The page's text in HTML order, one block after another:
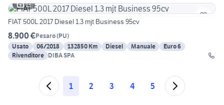
13
FIAT 500L 2017 Diesel 1.3 mjt Business 95cv
8.900 €Pesaro(PU)
Usato
06/2018 132850 Km Diesel Manuale
Euro 6
Rivenditore DIBA SPA
1 2 3 4 5